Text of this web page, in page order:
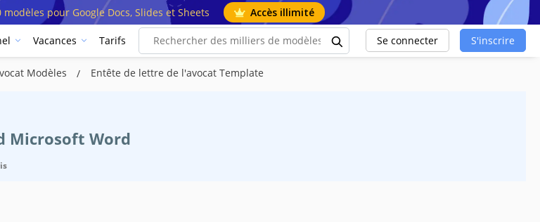
pour Google Docs, Slides et Sheets Accès illimité
Vacances Tarifs Se connecter S'inscrire
Modèles Entête de lettre de l'avocat Template
Microsoft Word